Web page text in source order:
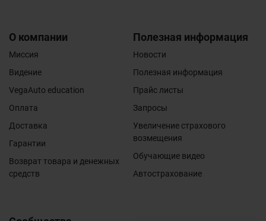
О компании
Миссия
Видение
VegaAuto education
Оплата
Доставка
Гарантии
Возврат товара и денежных
средств
Полезная информация
Новости
Полезная информация
Прайс листы
Запросы
Увеличение страхового
возмещения
Обучающие видео
Автострахование